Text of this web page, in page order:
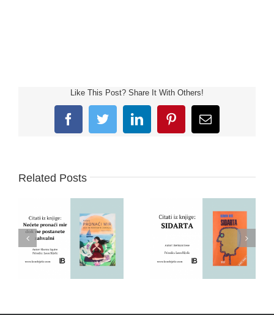
Like This Post? Share It With Others!
FacebookTwitterLinkedInPinterestEmail
Related Posts
PRONAĆI MIR –
ZAHVALNOST –
SREĆA – SLAVICA
SQUIRE – CITATI IZ
KNJIGE
SIDARTA – HERMAN
HESE – CITATI IZ
KNJIGE